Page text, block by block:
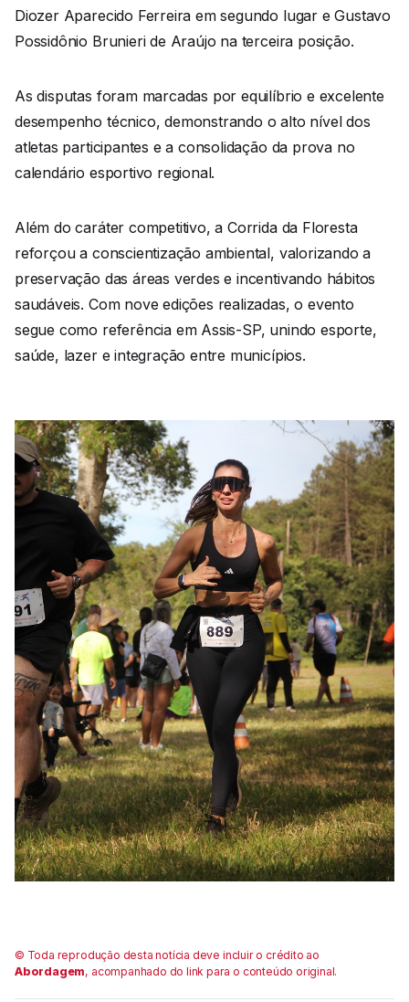
Diozer Aparecido Ferreira em segundo lugar e Gustavo
Possidônio Brunieri de Araújo na terceira posição.
As disputas foram marcadas por equilíbrio e excelente
desempenho técnico, demonstrando o alto nível dos
atletas participantes e a consolidação da prova no
calendário esportivo regional.
Além do caráter competitivo, a Corrida da Floresta
reforçou a conscientização ambiental, valorizando a
preservação das áreas verdes e incentivando hábitos
saudáveis. Com nove edições realizadas, o evento
segue como referência em Assis-SP, unindo esporte,
saúde, lazer e integração entre municípios.
© Toda reprodução desta notícia deve incluir o crédito ao
Abordagem, acompanhado do link para o conteúdo original.